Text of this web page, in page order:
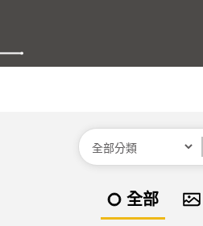
分類
全部